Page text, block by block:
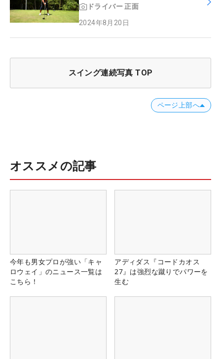
ドライバー 正面
2024年8月20日
スイング連続写真 TOP
ページ上部へ
オススメの記事
今年も男女プロが強い「キャ
ロウェイ」のニュース一覧は
こちら！
アディダス『コードカオス
27』は強烈な蹴りでパワーを
生む